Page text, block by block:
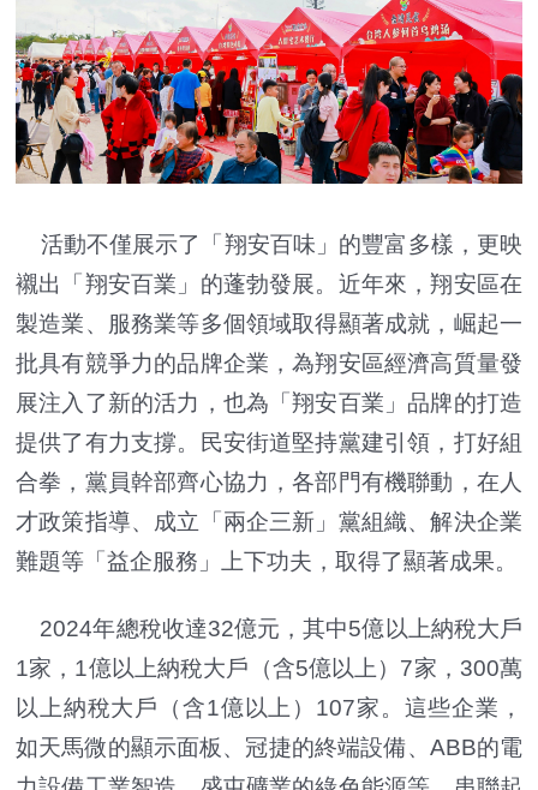
活動不僅展示了「翔安百味」的豐富多樣，更映
襯出「翔安百業」的蓬勃發展。近年來，翔安區在
製造業、服務業等多個領域取得顯著成就，崛起一
批具有競爭力的品牌企業，為翔安區經濟高質量發
展注入了新的活力，也為「翔安百業」品牌的打造
提供了有力支撐。民安街道堅持黨建引領，打好組
合拳，黨員幹部齊心協力，各部門有機聯動，在人
才政策指導、成立「兩企三新」黨組織、解決企業
難題等「益企服務」上下功夫，取得了顯著成果。
2024年總稅收達32億元，其中5億以上納稅大戶
1家，1億以上納稅大戶（含5億以上）7家，300萬
以上納稅大戶（含1億以上）107家。這些企業，
如天馬微的顯示面板、冠捷的終端設備、ABB的電